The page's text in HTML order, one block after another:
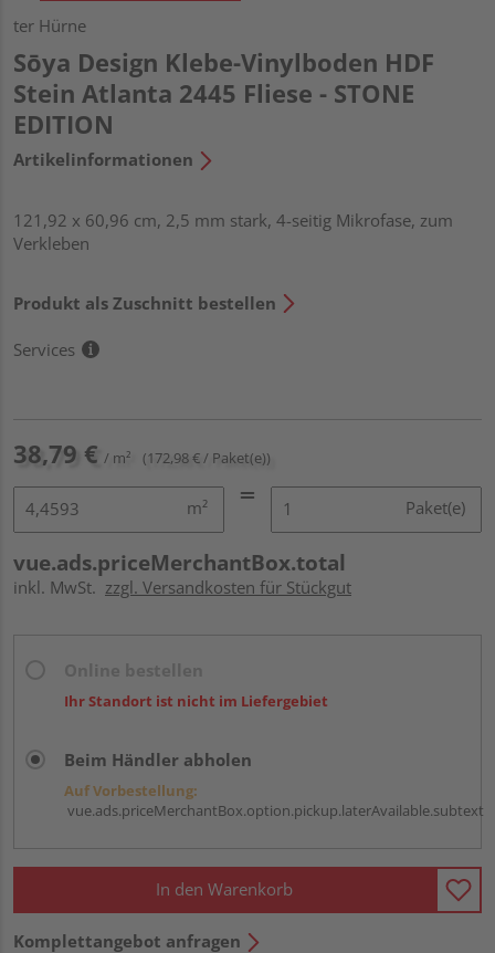
ter Hürne
Sōya Design Klebe-Vinylboden HDF
Stein Atlanta 2445 Fliese - STONE
EDITION
Artikelinformationen
121,92 x 60,96 cm, 2,5 mm stark, 4-seitig Mikrofase, zum
Verkleben
Produkt als Zuschnitt bestellen
Services
38,79 € / m² (172,98 € / Paket(e))
m² Paket(e)
vue.ads.priceMerchantBox.total
inkl. MwSt. zzgl. Versandkosten für Stückgut
Ihr Standort ist nicht im Liefergebiet
Beim Händler abholen
Auf Vorbestellung:
vue.ads.priceMerchantBox.option.pickup.laterAvailable.subtext
In den Warenkorb
Komplettangebot anfragen